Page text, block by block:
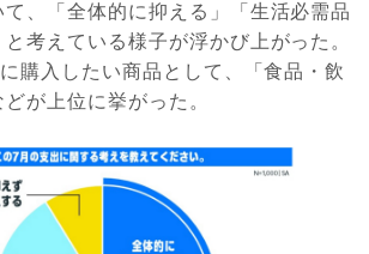
、「全体的に抑える」「生活必需品
考えている様子が浮かび上がった。
購入したい商品として、「食品・飲
が上位に挙がった。